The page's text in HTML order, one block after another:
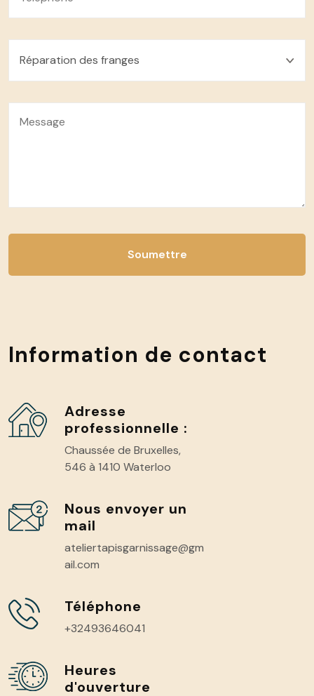
Information de contact
Adresse
professionnelle :
Chaussée de Bruxelles,
546 à 1410 Waterloo
Nous envoyer un
mail
ateliertapisgarnissage@gm
ail.com
Téléphone
+32493646041
Heures
d'ouverture